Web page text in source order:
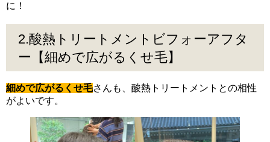
に！
2.酸熱トリートメントビフォーアフタ
ー【細めで広がるくせ毛】
細めで広がるくせ毛さんも、酸熱トリートメントとの相性
がよいです。